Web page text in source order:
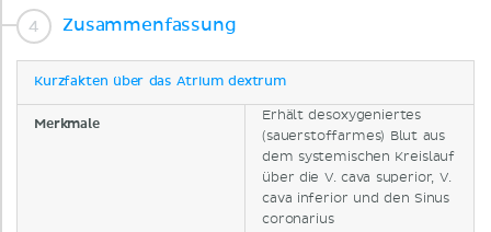
Zusammenfassung
Kurzfakten über das Atrium dextrum
Merkmale
Erhält desoxygeniertes
(sauerstoffarmes) Blut aus
dem systemischen Kreislauf
über die V. cava superior, V.
cava inferior und den Sinus
coronarius